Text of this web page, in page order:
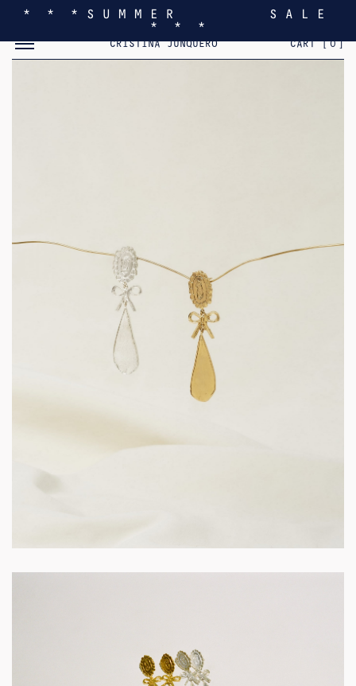
* * * S U M M E R S A L E
* * *
CRISTINA JUNQUERO CART [0]